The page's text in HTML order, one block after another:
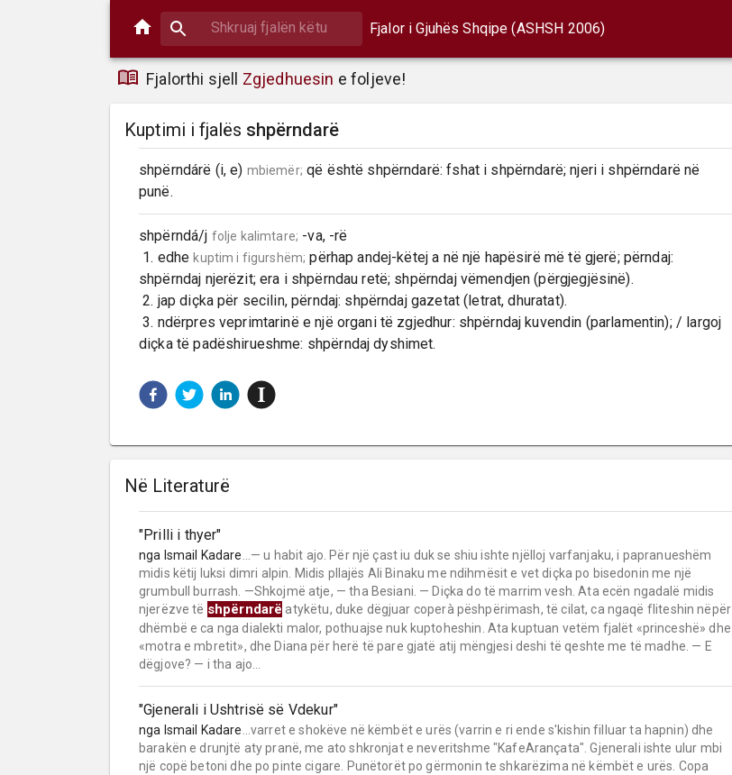
Fjalor i Gjuhës Shqipe (ASHSH 2006)
Fjalorthi sjell Zgjedhuesin e foljeve!
Kuptimi i fjalës shpërndarë
shpërndárë (i, e) mbiemër; që është shpërndarë: fshat i shpërndarë; njeri i shpërndarë në
punë.
shpërndá/j folje kalimtare; -va, -rë
1. edhe kuptim i figurshëm; përhap andej-këtej a në një hapësirë më të gjerë; përndaj:
shpërndaj njerëzit; era i shpërndau retë; shpërndaj vëmendjen (përgjegjësinë).
2. jap diçka për secilin, përndaj: shpërndaj gazetat (letrat, dhuratat).
3. ndërpres veprimtarinë e një organi të zgjedhur: shpërndaj kuvendin (parlamentin); / largoj
diçka të padëshirueshme: shpërndaj dyshimet.
Në Literaturë
"Prilli i thyer"
nga Ismail Kadare ...— u habit ajo. Për një çast iu duk se shiu ishte njëlloj varfanjaku, i papranueshëm
midis këtij luksi dimri alpin. Midis pllajës Ali Binaku me ndihmësit e vet diçka po bisedonin me një
grumbull burrash. —Shkojmë atje, — tha Besiani. — Diçka do të marrim vesh. Ata ecën ngadalë midis
njerëzve të shpërndarë atykëtu, duke dëgjuar coperà pëshpërimash, të cilat, ca ngaqë fliteshin nëpër
dhëmbë e ca nga dialekti malor, pothuajse nuk kuptoheshin. Ata kuptuan vetëm fjalët «princeshë» dhe
«motra e mbretit», dhe Diana për herë të pare gjatë atij mëngjesi deshi të qeshte me të madhe. — E
dëgjove? — i tha ajo...
"Gjenerali i Ushtrisë së Vdekur"
nga Ismail Kadare ...varret e shokëve në këmbët e urës (varrin e ri ende s'kishin filluar ta hapnin) dhe
barakën e drunjtë aty pranë, me ato shkronjat e neveritshme "KafeArançata". Gjenerali ishte ulur mbi
një copë betoni dhe po pinte cigare. Punëtorët po gërmonin te shkarëzima në këmbët e urës. Copa